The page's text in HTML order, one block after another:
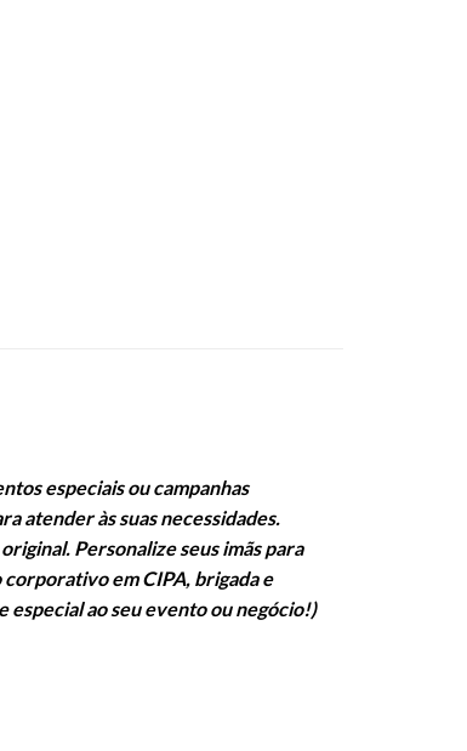
especiais ou campanhas
atender às suas necessidades.
Personalize seus imãs para
corporativo em CIPA, brigada e
especial ao seu evento ou negócio!)